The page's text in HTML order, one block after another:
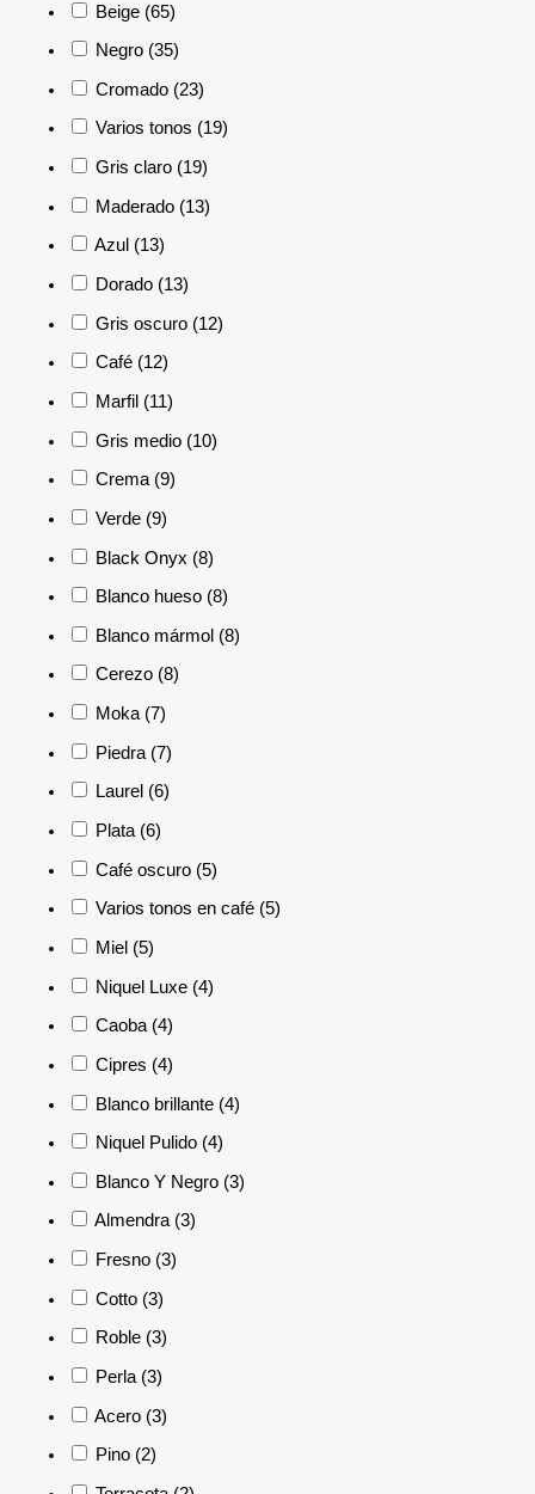
Beige (65)
Negro (35)
Cromado (23)
Varios tonos (19)
Gris claro (19)
Maderado (13)
Azul (13)
Dorado (13)
Gris oscuro (12)
Café (12)
Marfil (11)
Gris medio (10)
Crema (9)
Verde (9)
Black Onyx (8)
Blanco hueso (8)
Blanco mármol (8)
Cerezo (8)
Moka (7)
Piedra (7)
Laurel (6)
Plata (6)
Café oscuro (5)
Varios tonos en café (5)
Miel (5)
Niquel Luxe (4)
Caoba (4)
Cipres (4)
Blanco brillante (4)
Niquel Pulido (4)
Blanco Y Negro (3)
Almendra (3)
Fresno (3)
Cotto (3)
Roble (3)
Perla (3)
Acero (3)
Pino (2)